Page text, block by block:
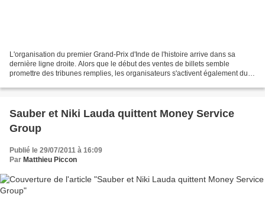
L'organisation du premier Grand-Prix d'Inde de l'histoire arrive dans sa
dernière ligne droite. Alors que le début des ventes de billets semble
promettre des tribunes remplies, les organisateurs s'activent également du
Sauber et Niki Lauda quittent Money Service
Group
Publié le 29/07/2011 à 16:09
Par Matthieu Piccon